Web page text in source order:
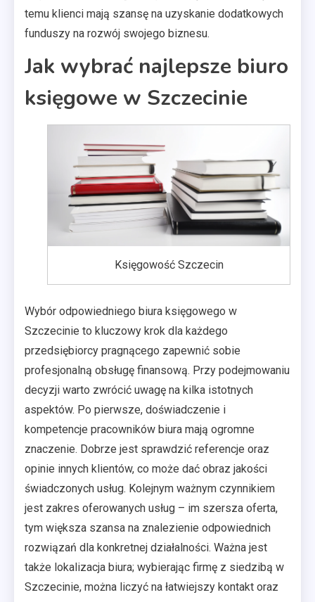
temu klienci mają szansę na uzyskanie dodatkowych
funduszy na rozwój swojego biznesu.
Jak wybrać najlepsze biuro
księgowe w Szczecinie
Księgowość Szczecin
Wybór odpowiedniego biura księgowego w
Szczecinie to kluczowy krok dla każdego
przedsiębiorcy pragnącego zapewnić sobie
profesjonalną obsługę finansową. Przy podejmowaniu
decyzji warto zwrócić uwagę na kilka istotnych
aspektów. Po pierwsze, doświadczenie i
kompetencje pracowników biura mają ogromne
znaczenie. Dobrze jest sprawdzić referencje oraz
opinie innych klientów, co może dać obraz jakości
świadczonych usług. Kolejnym ważnym czynnikiem
jest zakres oferowanych usług – im szersza oferta,
tym większa szansa na znalezienie odpowiednich
rozwiązań dla konkretnej działalności. Ważna jest
także lokalizacja biura; wybierając firmę z siedzibą w
Szczecinie, można liczyć na łatwiejszy kontakt oraz